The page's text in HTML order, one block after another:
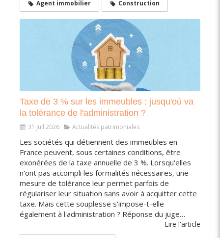
Agent immobilier Construction
Taxe de 3 % sur les immeubles : jusqu'où va
la tolérance de l'administration ?
31 Juil 2026 Actualités patrimoniales
Les sociétés qui détiennent des immeubles en
France peuvent, sous certaines conditions, être
exonérées de la taxe annuelle de 3 %. Lorsqu'elles
n'ont pas accompli les formalités nécessaires, une
mesure de tolérance leur permet parfois de
régulariser leur situation sans avoir à acquitter cette
taxe. Mais cette souplesse s'impose-t-elle
également à l'administration ? Réponse du juge…
Lire l'article